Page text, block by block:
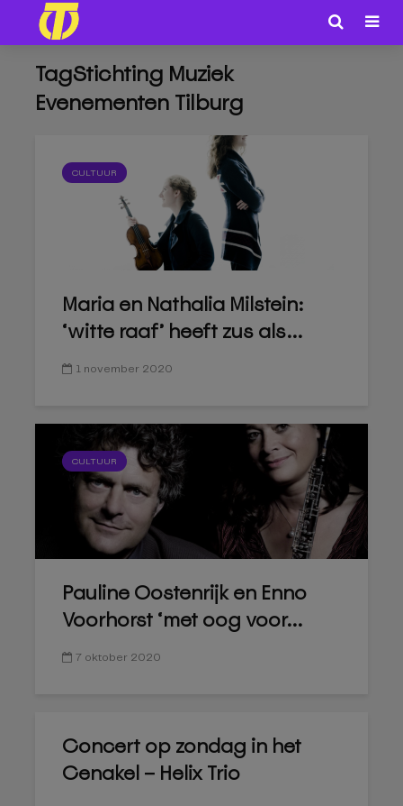
TagStichting Muziek
Evenementen Tilburg
CULTUUR
Maria en Nathalia Milstein:
‘witte raaf’ heeft zus als...
1 november 2020
CULTUUR
Pauline Oostenrijk en Enno
Voorhorst ‘met oog voor...
7 oktober 2020
Concert op zondag in het
Cenakel – Helix Trio